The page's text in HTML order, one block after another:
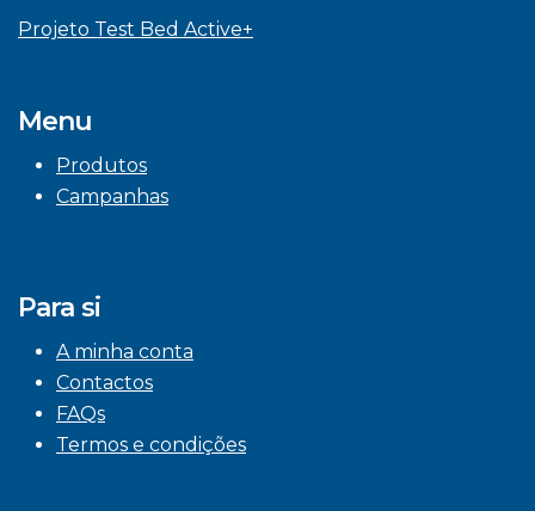
Projeto Test Bed Active+
Menu
Produtos
Campanhas
Para si
A minha conta
Contactos
FAQs
Termos e condições